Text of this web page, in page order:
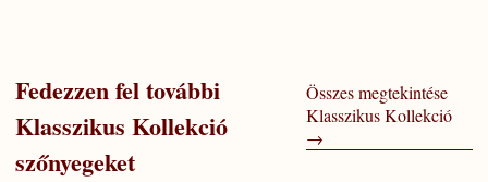
Fedezzen fel további
Klasszikus Kollekció
szőnyegeket
Összes megtekintése
Klasszikus Kollekció
→